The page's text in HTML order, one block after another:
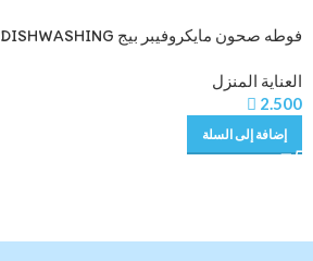
فوطه صحون مايكروفيبر بيج DISHWASHING
العناية المنزل
 2.500
إضافة إلى السلة